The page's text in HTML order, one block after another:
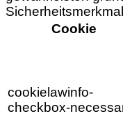
Cookie
cookielawinfo-
checkbox-